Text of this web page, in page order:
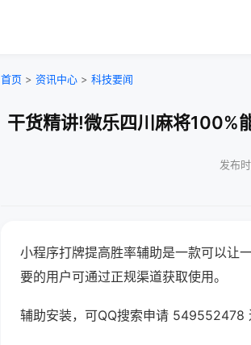
首页 > 资讯中心 > 科技要闻
干货精讲!微乐四川麻将100%
发布
小程序打牌提高胜率辅助是一款可以让
要的用户可通过正规渠道获取使用。
辅助安装，可QQ搜索申请 549552478